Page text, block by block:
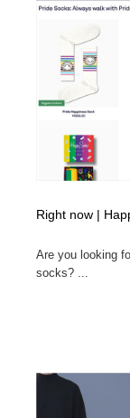
Right now |
Are you looking
socks? ...